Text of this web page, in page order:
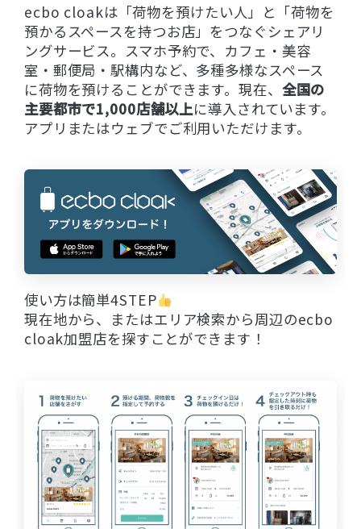
ecbo cloakは「荷物を預けたい人」と「荷物を
預かるスペースを持つお店」をつなぐシェアリ
ングサービス。スマホ予約で、カフェ・美容
室・郵便局・駅構内など、多種多様なスペース
に荷物を預けることができます。現在、 全国の
主要都市で1,000店舗以上に導入されています。
アプリまたはウェブでご利用いただけます。
使い方は簡単4STEP
現在地から、またはエリア検索から周辺のecbo
cloak加盟店を探すことができます！